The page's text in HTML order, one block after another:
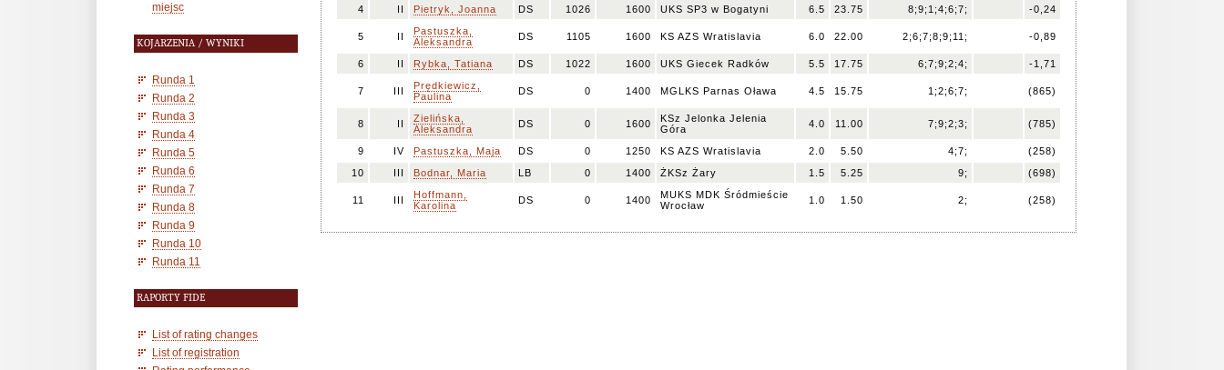
miejsc
KOJARZENIA / WYNIKI
Runda 1
Runda 2
Runda 3
Runda 4
Runda 5
Runda 6
Runda 7
Runda 8
Runda 9
Runda 10
Runda 11
RAPORTY FIDE
List of rating changes
List of registration
4 II Pietryk, Joanna DS 1026 1600 UKS SP3 w Bogatyni 6.5 23.75 8;9;1;4;6;7; -0,24
5 II
Pastuszka,
Aleksandra
DS 1105 1600 KS AZS Wratislavia 6.0 22.00 2;6;7;8;9;11; -0,89
6 II Rybka, Tatiana DS 1022 1600 UKS Giecek Radków 5.5 17.75 6;7;9;2;4; -1,71
7 III
Prędkiewicz,
Paulina
DS 0 1400 MGLKS Parnas Oława 4.5 15.75 1;2;6;7; (865)
8 II
Zielińska,
Aleksandra
DS 0 1600
KSz Jelonka Jelenia
Góra
4.0 11.00 7;9;2;3; (785)
9 IV Pastuszka, Maja DS 0 1250 KS AZS Wratislavia 2.0 5.50 4;7;
(258)
10
III Bodnar, Maria LB 0 1400 ŻKSz Żary 1.5 5.25 9; (698)
11 III
Hoffmann,
Karolina
DS 0 1400
MUKS MDK Śródmieście
Wrocław
1.0 1.50 2; (258)